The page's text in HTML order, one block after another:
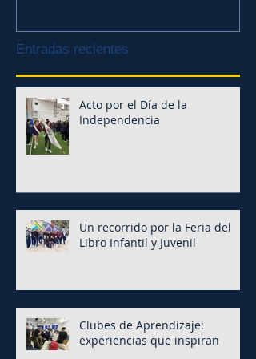
Entradas recientes
Acto por el Día de la
Independencia
Un recorrido por la Feria del
Libro Infantil y Juvenil
Clubes de Aprendizaje:
experiencias que inspiran